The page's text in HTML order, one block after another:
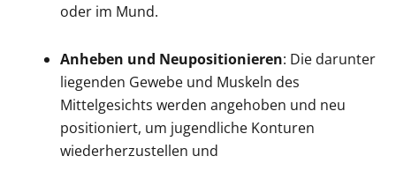
oder im Mund.
Anheben und Neupositionieren: Die darunter
liegenden Gewebe und Muskeln des
Mittelgesichts werden angehoben und neu
positioniert, um jugendliche Konturen
wiederherzustellen und